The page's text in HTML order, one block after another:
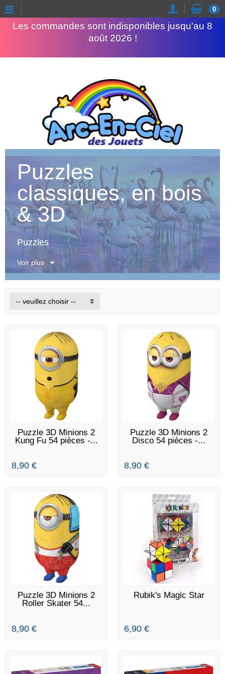
Les commandes sont indisponibles jusqu'au 8
août 2026 !
0
Puzzles
classiques, en bois
& 3D
Puzzles
Voir plus
-- veuillez choisir --
EN STOCK
Puzzle 3D Minions 2
Kung Fu 54 pièces -...
8,90 €
EN STOCK
Puzzle 3D Minions 2
Disco 54 pièces -...
8,90 €
DERNIERS ARTICLES EN
STOCK
Puzzle 3D Minions 2
Roller Skater 54...
8,90 €
RUPTURE DE STOCK
Rubik's Magic Star
6,90 €